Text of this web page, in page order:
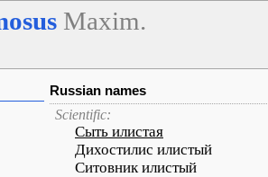
Maxim.
Russian names
Scientific:
Сыть илистая
Дихостилис илистый
Ситовник илистый